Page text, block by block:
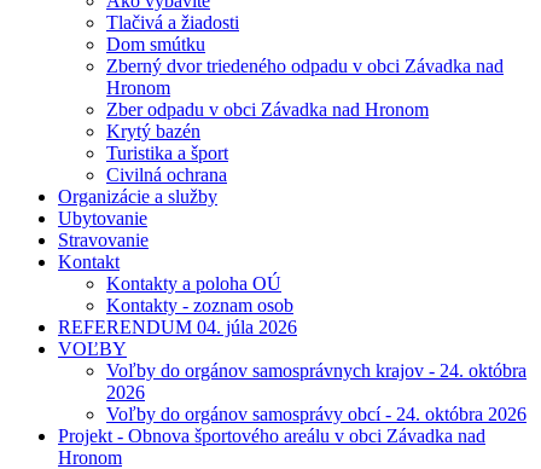
Tlačivá a žiadosti
Dom smútku
Zberný dvor triedeného odpadu v obci Závadka nad
Hronom
Zber odpadu v obci Závadka nad Hronom
Krytý bazén
Turistika a šport
Civilná ochrana
Organizácie a služby
Ubytovanie
Stravovanie
Kontakt
Kontakty a poloha OÚ
Kontakty - zoznam osob
REFERENDUM 04. júla 2026
VOĽBY
Voľby do orgánov samosprávnych krajov - 24. októbra
2026
Voľby do orgánov samosprávy obcí - 24. októbra 2026
Projekt - Obnova športového areálu v obci Závadka nad
Hronom